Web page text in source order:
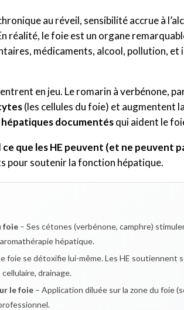
au réveil, sensibilité accrue à
réalité, le foie est un organe
médicaments, alcool, pollution,
en jeu. Le romarin à verbénone,
(les cellules du foie) et augmentent
documentésqui aident le
ce que les HE peuvent (et ne peuvent
pour soutenir la fonction hépatique.
foie – Ses cétones (verbénone, camphre)
hépatique.
foie se détoxifie lui-même. Les HE
drainage.
le foie – Application diluée sur la zone du foie